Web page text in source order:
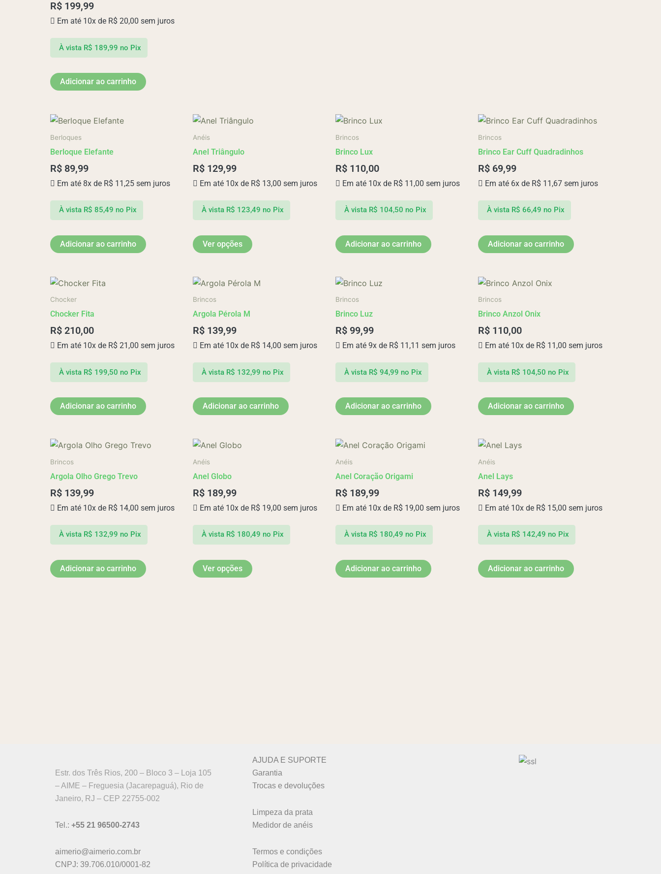
R$ 199,99
Em até 10x de R$ 20,00 sem juros
À vista R$ 189,99 no Pix
Adicionar ao carrinho
Berloques
Berloque Elefante
R$ 89,99
Em até 8x de R$ 11,25 sem juros
À vista R$ 85,49 no Pix
Adicionar ao carrinho
Anéis
Anel Triângulo
R$ 129,99
Em até 10x de R$ 13,00 sem juros
À vista R$ 123,49 no Pix
Ver opções
Este
As
podem
ser
na
produto
Brincos
Brinco Lux
R$ 110,00
Em até 10x de R$ 11,00 sem juros
À vista R$ 104,50 no Pix
Adicionar ao carrinho
Brincos
Brinco Ear Cuff Quadradinhos
R$ 69,99
Em até 6x de R$ 11,67 sem juros
À vista R$ 66,49 no Pix
Adicionar ao carrinho
Chocker
Chocker Fita
R$ 210,00
Em até 10x de R$ 21,00 sem juros
À vista R$ 199,50 no Pix
Adicionar ao carrinho
Brincos
Argola Pérola M
R$ 139,99
Em até 10x de R$ 14,00 sem juros
À vista R$ 132,99 no Pix
Adicionar ao carrinho
Brincos
Brinco Luz
R$ 99,99
Em até 9x de R$ 11,11 sem juros
À vista R$ 94,99 no Pix
Adicionar ao carrinho
Brincos
Brinco Anzol Onix
R$ 110,00
Em até 10x de R$ 11,00 sem juros
À vista R$ 104,50 no Pix
Adicionar ao carrinho
Brincos
Argola Olho Grego Trevo
R$ 139,99
Em até 10x de R$ 14,00 sem juros
À vista R$ 132,99 no Pix
Adicionar ao carrinho
Anéis
Anel Globo
R$ 189,99
Em até 10x de R$ 19,00 sem juros
À vista R$ 180,49 no Pix
Ver opções
As
podem
ser
na
Anéis
Anel Coração Origami
R$ 189,99
Em até 10x de R$ 19,00 sem juros
À vista R$ 180,49 no Pix
Adicionar ao carrinho
Anéis
Anel Lays
R$ 149,99
Em até 10x de R$ 15,00 sem juros
À vista R$ 142,49 no Pix
Adicionar ao carrinho
Estr. dos Três Rios, 200 – Bloco 3 – Loja 105
– AIME – Freguesia (Jacarepaguá), Rio de
Janeiro, RJ – CEP 22755-002
Tel.: +55 21 96500-2743
aimerio@aimerio.com.br
CNPJ: 39.706.010/0001-82
AJUDA E SUPORTE
Garantia
Trocas e devoluções
Limpeza da prata
Medidor de anéis
Termos e condições
Política de privacidade